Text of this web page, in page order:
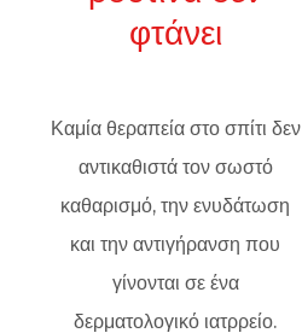
φτάνει
Καμία θεραπεία στο σπίτι δεν
αντικαθιστά τον σωστό
καθαρισμό, την ενυδάτωση
και την αντιγήρανση που
γίνονται σε ένα
δερματολογικό ιατρρείο.